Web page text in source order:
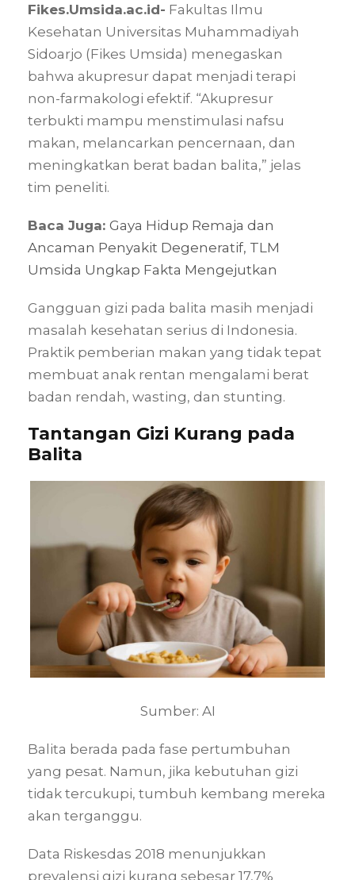
Fikes.Umsida.ac.id- Fakultas Ilmu
Kesehatan Universitas Muhammadiyah
Sidoarjo (Fikes Umsida) menegaskan
bahwa akupresur dapat menjadi terapi
non-farmakologi efektif. “Akupresur
terbukti mampu menstimulasi nafsu
makan, melancarkan pencernaan, dan
meningkatkan berat badan balita,” jelas
tim peneliti.
Baca Juga: Gaya Hidup Remaja dan
Ancaman Penyakit Degeneratif, TLM
Umsida Ungkap Fakta Mengejutkan
Gangguan gizi pada balita masih menjadi
masalah kesehatan serius di Indonesia.
Praktik pemberian makan yang tidak tepat
membuat anak rentan mengalami berat
badan rendah, wasting, dan stunting.
Tantangan Gizi Kurang pada
Balita
Sumber: AI
Balita berada pada fase pertumbuhan
yang pesat. Namun, jika kebutuhan gizi
tidak tercukupi, tumbuh kembang mereka
akan terganggu.
Data Riskesdas 2018 menunjukkan
prevalensi gizi kurang sebesar 17,7%